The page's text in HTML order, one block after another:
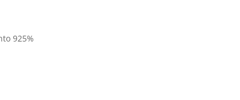
925%